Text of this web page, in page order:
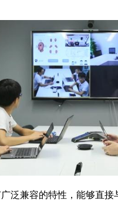
兼容的特性，能够直接